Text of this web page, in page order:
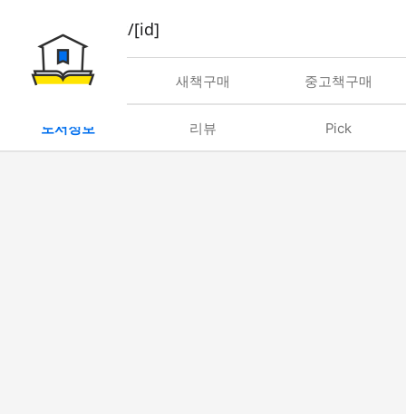
book/rent/[id]
대여 새책구매 중고책구매
도서정보 리뷰 Pick